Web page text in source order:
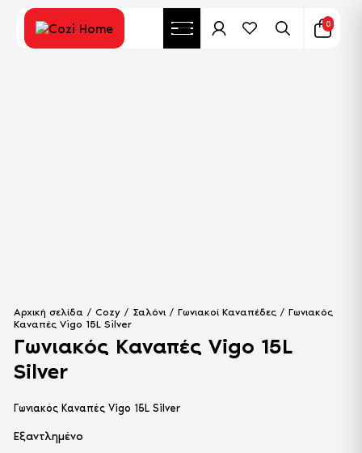
0
Αρχική σελίδα / Cozy/ Σαλόνι/ Γωνιακοί Καναπέδες / Γωνιακός
Καναπές Vigo 15L Silver
Γωνιακός Καναπές Vigo 15L
Silver
Εξαντλημένο
Γωνιακός Καναπές Vigo 15L Silver